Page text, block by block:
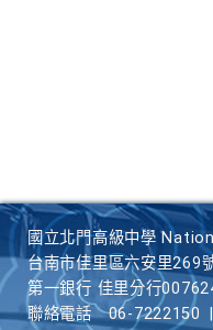
國立北門高級中學
台南市佳里區六安里
第一銀行 佳里分行
聯絡電話
06-7222150